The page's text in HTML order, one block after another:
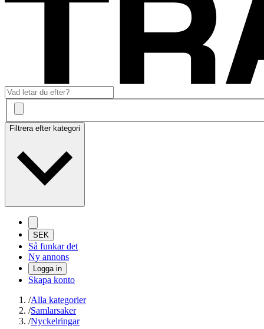
Filtrera efter kategori
SEK
Så funkar det
Ny annons
Logga in
Skapa konto
/Alla kategorier
/Samlarsaker
/Nyckelringar